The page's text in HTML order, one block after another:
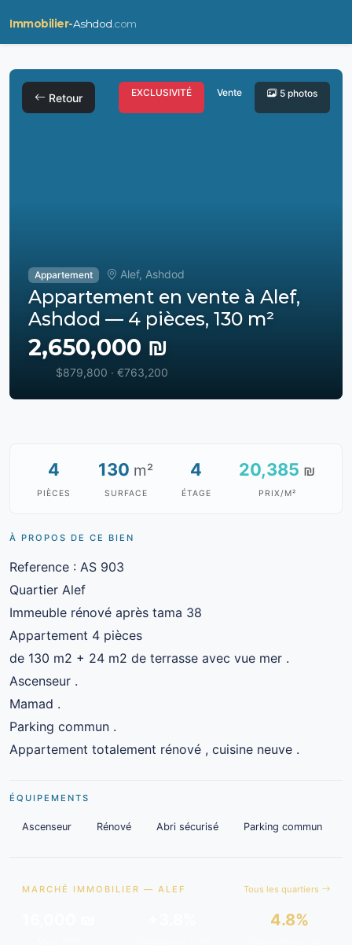
Immobilier-Ashdod .com
Retour EXCLUSIVITÉ Vente 5 photos
Appartement Alef, Ashdod
Appartement en vente à Alef,
Ashdod — 4 pièces, 130 m²
2,650,000 ₪
$879,800 · €763,200
4
PIÈCES
130 m²
SURFACE
4
ÉTAGE
20,385 ₪
PRIX/M²
À PROPOS DE CE BIEN
Reference : AS 903
Quartier Alef
Immeuble rénové après tama 38
Appartement 4 pièces
de 130 m2 + 24 m2 de terrasse avec vue mer .
Ascenseur .
Mamad .
Parking commun .
Appartement totalement rénové , cuisine neuve .
ÉQUIPEMENTS
Ascenseur Rénové Abri sécurisé Parking commun
MARCHÉ IMMOBILIER — ALEF Tous les quartiers
4.8%